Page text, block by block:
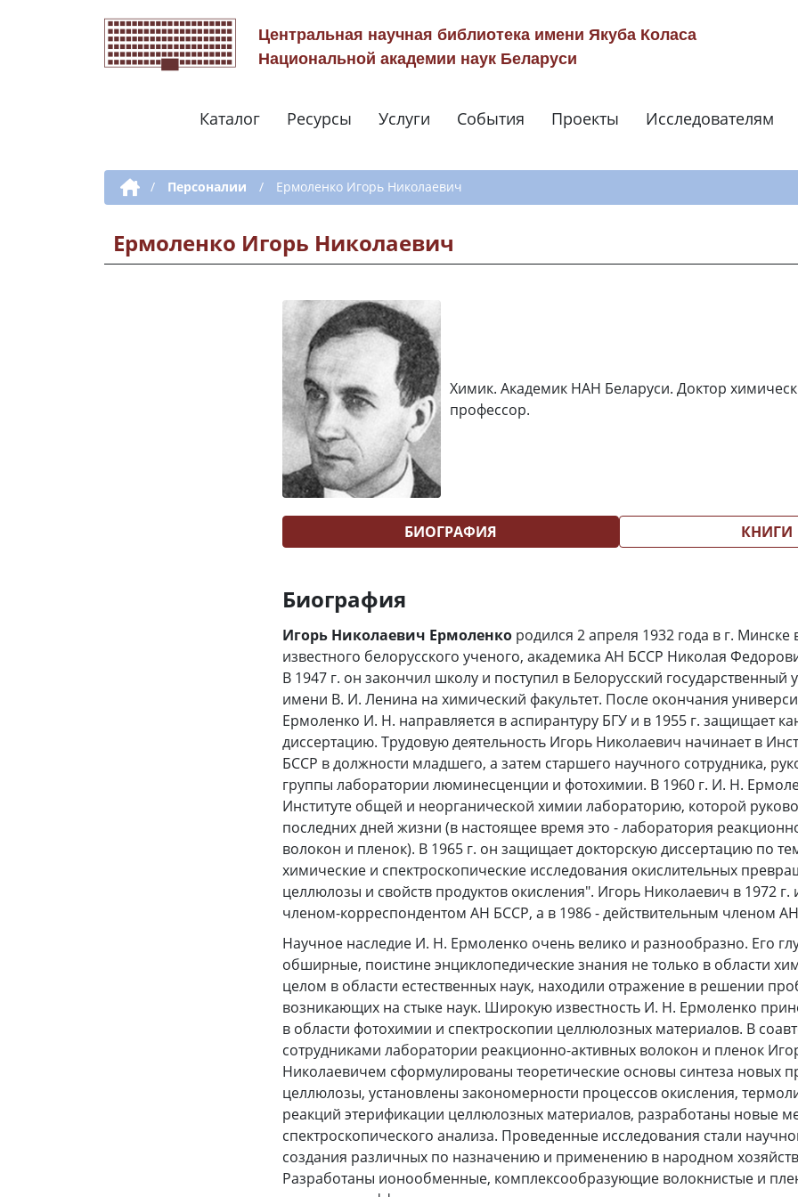
Центральная научная библиотека имени Якуба Коласа
Национальной академии наук Беларуси
Навигация по
Каталог Ресурсы Услуги События Проекты Исследователям
Дополнительная навигация
/ Персоналии / Ермоленко Игорь Николаевич
Ермоленко Игорь Николаевич
Химик. Академик НАН Беларуси. Доктор
профессор.
БИОГРАФИЯ КНИГИ
Биография
Игорь Николаевич Ермоленко родился 2 апреля 1932 года в г. Минске
известного белорусского ученого, академика АН БССР Николая
В 1947 г. он закончил школу и поступил в Белорусский государственный
имени В. И. Ленина на химический факультет. После окончания
Ермоленко И. Н. направляется в аспирантуру БГУ и в 1955 г. защищает
диссертацию. Трудовую деятельность Игорь Николаевич начинает в
БССР в должности младшего, а затем старшего научного сотрудника,
группы лаборатории люминесценции и фотохимии. В 1960 г. И. Н.
Институте общей и неорганической химии лабораторию, которой
последних дней жизни (в настоящее время это - лаборатория
волокон и пленок). В 1965 г. он защищает докторскую диссертацию по
химические и спектроскопические исследования окислительных
целлюлозы и свойств продуктов окисления". Игорь Николаевич в 1972 г.
членом-корреспондентом АН БССР, а в 1986 - действительным членом
Научное наследие И. Н. Ермоленко очень велико и разнообразно. Его
обширные, поистине энциклопедические знания не только в области
целом в области естественных наук, находили отражение в решении
возникающих на стыке наук. Широкую известность И. Н. Ермоленко
в области фотохимии и спектроскопии целлюлозных материалов. В
сотрудниками лаборатории реакционно-активных волокон и пленок
Николаевичем сформулированы теоретические основы синтеза новых
целлюлозы, установлены закономерности процессов окисления,
реакций этерификации целлюлозных материалов, разработаны новые
спектроскопического анализа. Проведенные исследования стали
создания различных по назначению и применению в народном
Разработаны ионообменные, комплексообразующие волокнистые и